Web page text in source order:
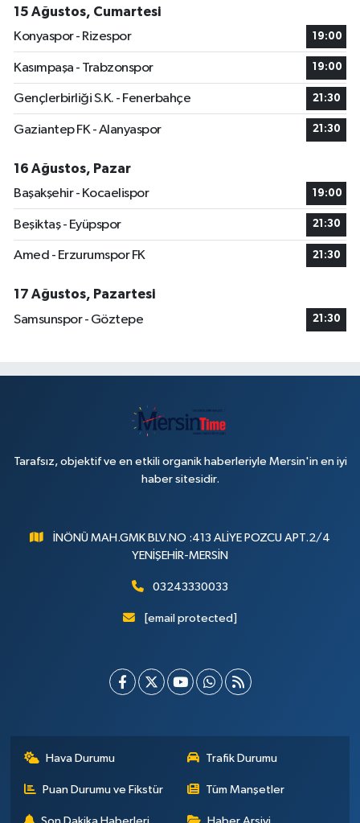
15 Ağustos, Cumartesi
Konyaspor - Rizespor
19:00
Kasımpaşa - Trabzonspor 19:00
Gençlerbirliği S.K. - Fenerbahçe 21:30
Gaziantep FK - Alanyaspor 21:30
16 Ağustos, Pazar
Başakşehir - Kocaelispor
19:00
Beşiktaş - Eyüpspor 21:30
Amed - Erzurumspor FK 21:30
17 Ağustos, Pazartesi
Samsunspor - Göztepe
21:30
Tarafsız, objektif ve en etkili organik haberleriyle Mersin'in en iyi
haber sitesidir.
İNÖNÜ MAH.GMK BLV.NO :413 ALİYE POZCU APT.2/4
YENİŞEHİR-MERSİN
03243330033
[email protected]
Hava Durumu Trafik Durumu
Puan Durumu ve Fikstür Tüm Manşetler